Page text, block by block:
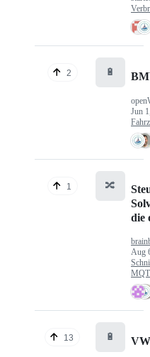
2 🔋
Jun
1 🔀
die
Aug
13 🔋